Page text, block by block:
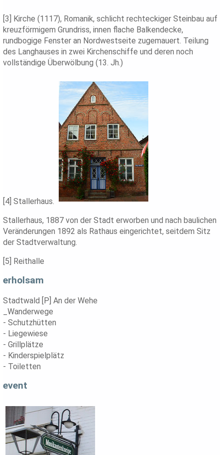
[3] Kirche (1117), Romanik, schlicht rechteckiger Steinbau auf
kreuzförmigem Grundriss, innen flache Balkendecke,
rundbogige Fenster an Nordwestseite zugemauert. Teilung
des Langhauses in zwei Kirchenschiffe und deren noch
vollständige Überwölbung (13. Jh.)
[4] Stallerhaus.
Stallerhaus, 1887 von der Stadt erworben und nach baulichen
Veränderungen 1892 als Rathaus eingerichtet, seitdem Sitz
der Stadtverwaltung.
[5] Reithalle
erholsam
Stadtwald [P] An der Wehe
_Wanderwege
- Schutzhütten
- Liegewiese
- Grillplätze
- Kinderspielplätz
- Toiletten
event